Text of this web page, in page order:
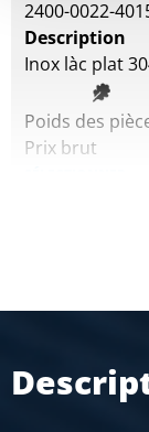
2400-0022-
Description
Inox làc plat
Poids des
Prix brut
Prix brut